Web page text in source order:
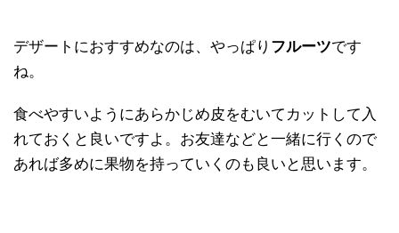
デザートにおすすめなのは、やっぱり フルーツです
ね。
食べやすいようにあらかじめ皮をむいてカットして入
れておくと良いですよ。お友達などと一緒に行くので
あれば多めに果物を持っていくのも良いと思います。